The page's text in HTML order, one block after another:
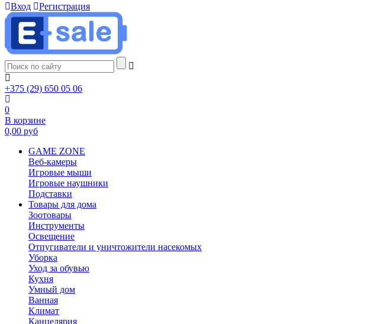
Вход
Регистрация
+375 (29) 650 05 06
0
В корзине
0,00 руб
GAME ZONE
Веб-камеры
Игровые мыши
Игровые наушники
Подставки
Товары для дома
Зоотовары
Инструменты
Освещение
Отпугиватели и уничтожители насекомых
Уборка
Уход за обувью
Кухня
Умный дом
Ванная
Климат
Канцелярия